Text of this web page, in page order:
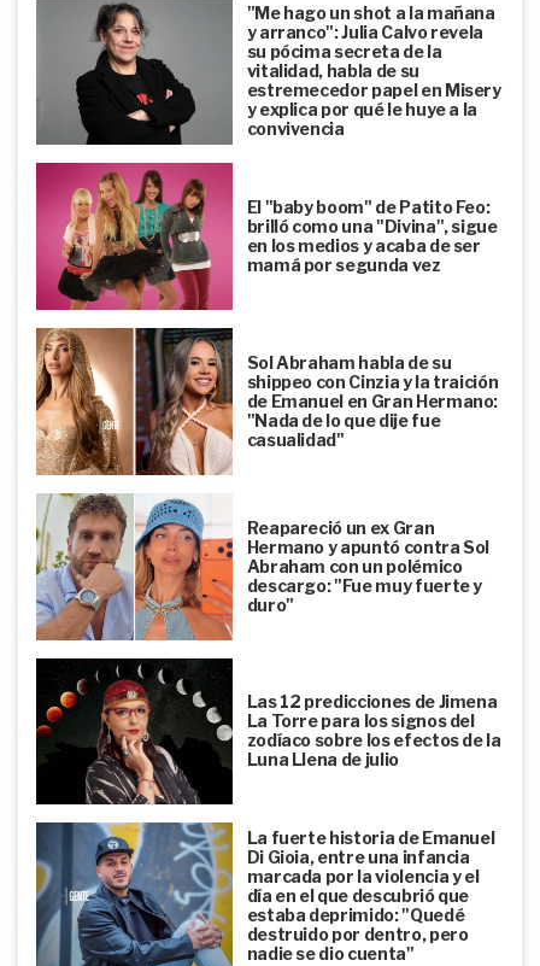
"Me hago un shot a la mañana
y arranco": Julia Calvo revela
su pócima secreta de la
vitalidad, habla de su
estremecedor papel en Misery
y explica por qué le huye a la
convivencia
El "baby boom" de Patito Feo:
brilló como una "Divina", sigue
en los medios y acaba de ser
mamá por segunda vez
Sol Abraham habla de su
shippeo con Cinzia y la traición
de Emanuel en Gran Hermano:
"Nada de lo que dije fue
casualidad"
Reapareció un ex Gran
Hermano y apuntó contra Sol
Abraham con un polémico
descargo: "Fue muy fuerte y
duro"
Las 12 predicciones de Jimena
La Torre para los signos del
zodíaco sobre los efectos de la
Luna Llena de julio
La fuerte historia de Emanuel
Di Gioia, entre una infancia
marcada por la violencia y el
día en el que descubrió que
estaba deprimido: "Quedé
destruido por dentro, pero
nadie se dio cuenta"